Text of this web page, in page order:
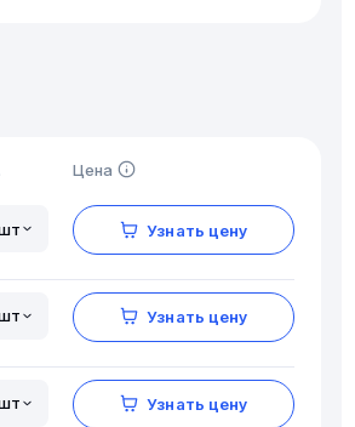
Цена
Узнать цену
Узнать цену
Узнать цену